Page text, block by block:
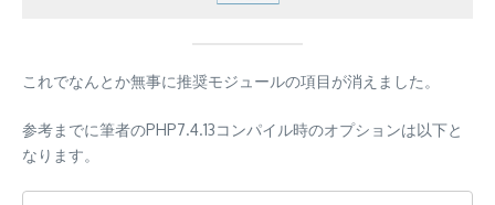
これでなんとか無事に推奨モジュールの項目が消えました。
参考までに筆者のPHP7.4.13コンパイル時のオプションは以下と
なります。